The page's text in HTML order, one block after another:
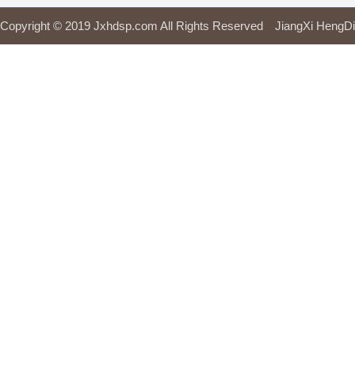
Copyright © 2019 Jxhdsp.com All Rights Reserved JiangXi